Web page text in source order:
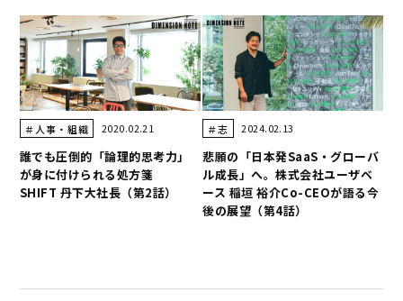
＃人事・組織 2020.02.21
誰でも圧倒的「論理的思考力」
が身に付けられる処方箋
SHIFT 丹下大社長（第2話）
＃志 2024.02.13
悲願の「日本発SaaS・グローバ
ル成長」へ。株式会社ユーザベ
ース 稲垣 裕介Co-CEOが語る今
後の展望（第4話）